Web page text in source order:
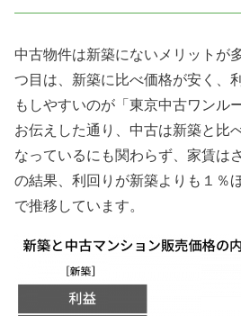
中古物件は新築にないメリットが
つ目は、新築に比べ価格が安く、
もしやすいのが「東京中古ワンル
お伝えした通り、中古は新築と比
なっているにも関わらず、家賃は
の結果、利回りが新築よりも１％
で推移しています。